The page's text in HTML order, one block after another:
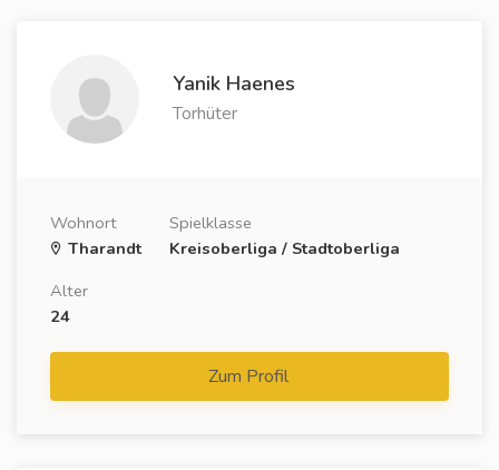
Yanik Haenes
Torhüter
Wohnort
Tharandt
Spielklasse
Kreisoberliga / Stadtoberliga
Alter
24
Zum Profil